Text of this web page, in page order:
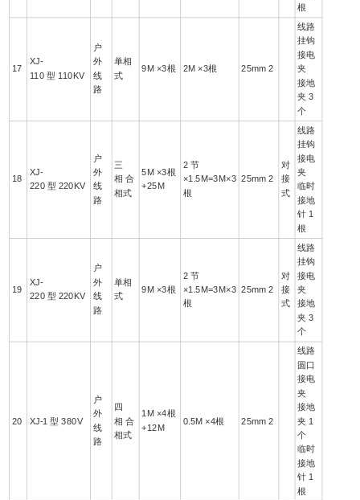
根
17
XJ-
110 型 110KV
户
外
线
路
单相
式
9M ×3根 2M ×3根 25mm 2
线路
挂钩
接电
夹
接地
夹 3
个
18
XJ-
220 型 220KV
户
外
线
路
三
相 合
相式
5M ×3根
+25M
2 节
×1.5M=3M×3
根
25mm 2
对
接
式
线路
挂钩
接电
夹
临时
接地
针 1
根
19
XJ-
220 型 220KV
户
外
线
路
单相
式
9M ×3根
2 节
×1.5M=3M×3
根
25mm 2
对
接
式
线路
挂钩
接电
夹
接地
夹 3
个
20 XJ-1 型 380V
户
外
线
路
四
相 合
相式
1M ×4根
+12M
0.5M ×4根 25mm 2
线路
圆口
接电
夹
接地
夹 1
个
临时
接地
针 1
根